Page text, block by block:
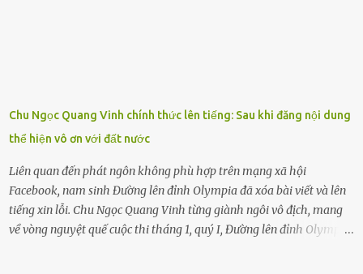
để được giúp đỡ thì có thể sẽ bỏ lỡ cơ hội và gặp nguy hiểm. Trẻ con
có biết gì đâu Nhiều người cứ coi trẻ còn nhỏ nên dù có phạm sai
lầm, thì họ cũng không trách mắng. Nhưng nếu người lớn tuổi
không dạy con cẩn...
Chu Ngọc Quang Vinh chính thức lên tiếng: Sau khi đăng nội dung
thể hiện vô ơn với đất nước
Liên quan đến phát ngôn không phù hợp trên mạng xã hội
Facebook, nam sinh Đường lên đỉnh Olympia đã xóa bài viết và lên
tiếng xin lỗi. Chu Ngọc Quang Vinh từng giành ngôi vô địch, mang
về vòng nguyệt quế cuộc thi tháng 1, quý I, Đường lên đỉnh Olympia.